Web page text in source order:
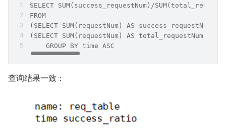
SELECT SUM(success_requestNum)/
FROM
(SELECT SUM(requestNum) AS success_requestNum
(SELECT SUM(requestNum) AS total_requestNum
    GROUP BY time ASC
查询结果一致：